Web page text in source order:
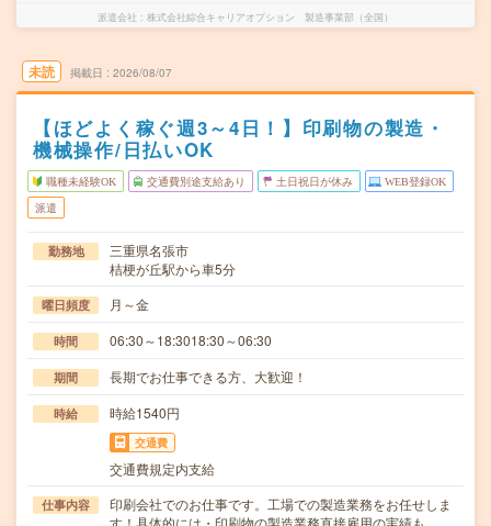
派遣会社 株式会社綜合キャリアオプション 製造事業部（全国）
未読 掲載日 2026/08/07
【ほどよく稼ぐ週3～4日！】印刷物の製造・
機械操作/日払いOK
職種未経験OK 交通費別途支給あり 土日祝日が休み WEB登録OK
派遣
勤務地
三重県名張市
桔梗が丘駅から車5分
曜日頻度 月～金
時間 06:30～18:3018:30～06:30
期間 長期でお仕事できる方、大歓迎！
時給 時給1540円
交通費
交通費規定内支給
仕事内容
印刷会社でのお仕事です。工場での製造業務をお任せしま
す！具体的には・印刷物の製造業務直接雇用の実績も…